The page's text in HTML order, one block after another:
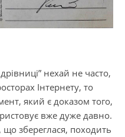
нехай не часто,
Інтернету, то
який є доказом того,
вже дуже давно.
збереглася, походить